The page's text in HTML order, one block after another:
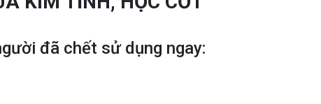
đã chết sử dụng ngay: